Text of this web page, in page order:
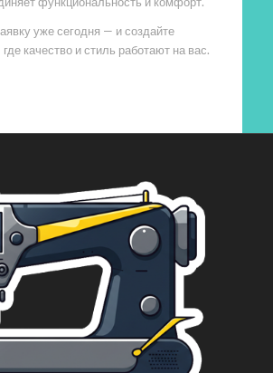
уже сегодня — и создайте
где качество и стиль работают на вас.